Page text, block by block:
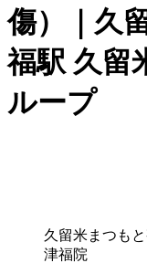
傷）｜久
福駅 久留
ループ
久留米まつも
津福院